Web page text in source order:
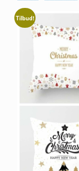
Tilbud!